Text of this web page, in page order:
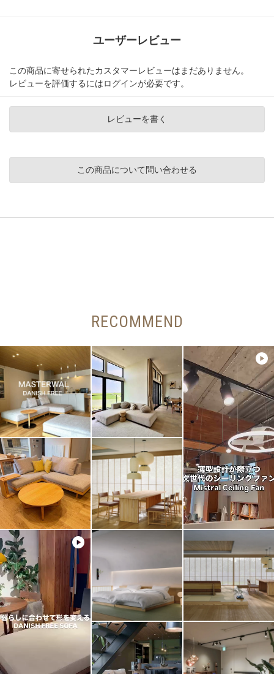
ユーザーレビュー
この商品に寄せられたカスタマーレビューはまだありません。
レビューを評価するにはログインが必要です。
レビューを書く
この商品について問い合わせる
RECOMMEND